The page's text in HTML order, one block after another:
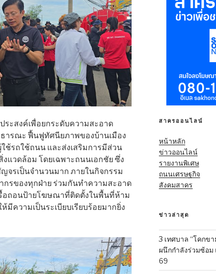
ระสงค์เพื่อยกระดับความสะอาด
ธารณะ ฟื้นฟูทัศนียภาพของบ้านเมือง
ช้รถใช้ถนน และส่งเสริมการมีส่วน
แวดล้อม โดยเฉพาะถนนเอกชัย ซึ่ง
จรเป็นจำนวนมาก ภายในกิจกรรม
กรของทุกฝ่าย ร่วมกันทำความสะอาด
อถอนป้ายโฆษณาที่ติดตั้งในพื้นที่ห้าม
ความเป็นระเบียบเรียบร้อยมากยิ่ง
สาครออนไลน์
หน้าหลัก
ข่าวออนไลน์
รายงานพิเศษ
ถนนเศรษฐกิจ
สังคมสาคร
ข่าวล่าสุด
3 เทศบาล “โคกข
ผนึกกำลังร่วมซ้อ
69